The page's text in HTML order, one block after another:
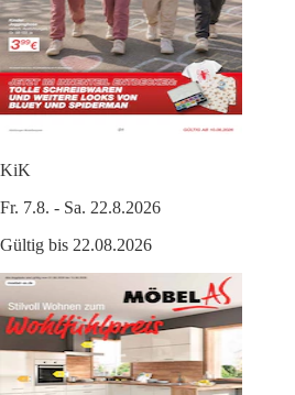
KiK
Fr. 7.8. - Sa. 22.8.2026
Gültig bis 22.08.2026